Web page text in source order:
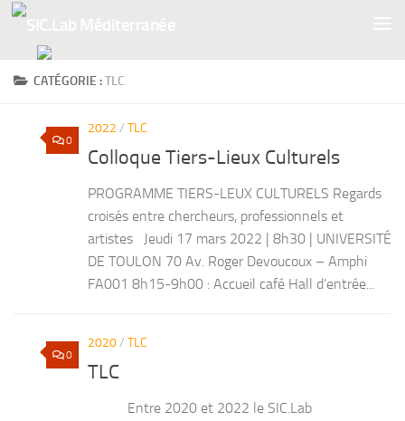
CATÉGORIE :TLC
0
2022 / TLC
Colloque Tiers-Lieux Culturels
PROGRAMME TIERS-LEUX CULTURELS Regards
croisés entre chercheurs, professionnels et
artistes Jeudi 17 mars 2022 | 8h30 | UNIVERSITÉ
DE TOULON 70 Av. Roger Devoucoux – Amphi
FA001 8h15-9h00 : Accueil café Hall d’entrée...
0
2020/ TLC
TLC
Entre 2020 et 2022 le SIC.Lab